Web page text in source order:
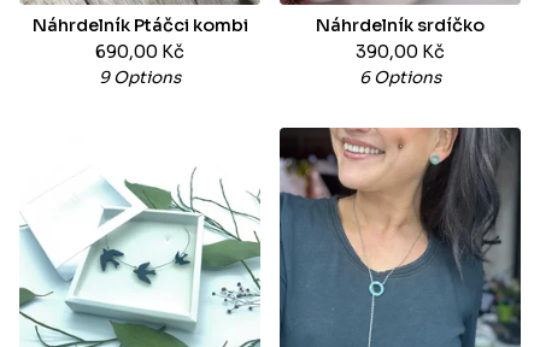
Náhrdelník Ptáčci kombi
690,00 Kč
9 Options
Náhrdelník srdíčko
390,00 Kč
6 Options